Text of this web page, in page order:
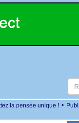
la pensée unique ! •